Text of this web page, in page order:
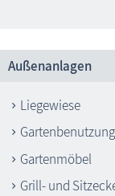
Außenanlagen
Liegewiese
Gartenbenutzung
Gartenmöbel
Grill- und